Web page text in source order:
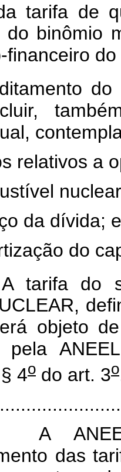
tarifa de
do binômio
financeiro
do
relativos a
da dívida; e
do
do
objeto
pela
4o do art. 3o
ANEEL
das